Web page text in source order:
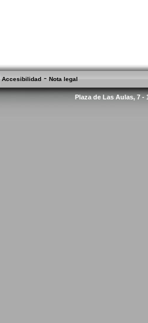
Accesibilidad - Nota legal
Plaza de Las Aulas, 7 -